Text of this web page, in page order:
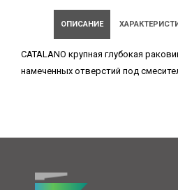
ОПИСАНИЕ
CATALANO крупная глубокая
намеченных отверстий под